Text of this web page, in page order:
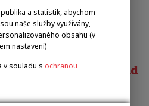
Zbožínek
sportovni.cz
602 720 518
COSTA
a statistik, abychom
naše služby využívány,
obsahu (v
nastavení)
v souladu s ochranou